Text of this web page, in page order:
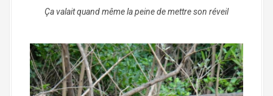
Ça valait quand même la peine de mettre son réveil